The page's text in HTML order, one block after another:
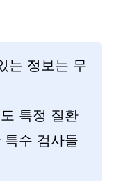
는 정보는 무
특정 질환
수 검사들